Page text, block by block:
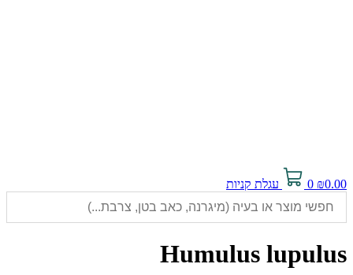
₪0.00
0 עגלת קניות
Humulus lupulus